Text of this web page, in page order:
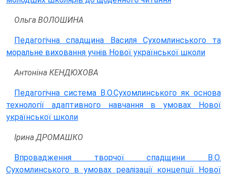
Ольга ВОЛОШИНА
Педагогічна спадщина Василя Сухомлинського та
моральне виховання учнів Нової української школи
Антоніна КЕНДЮХОВА
Педагогічна система В.О.Сухомлинського як основа
технології адаптивного навчання в умовах Нової
української школи
Ірина ДРОМАШКО
Впровадження творчої спадщини В.О.
Сухомлинського в умовах реалізації концепції Нової